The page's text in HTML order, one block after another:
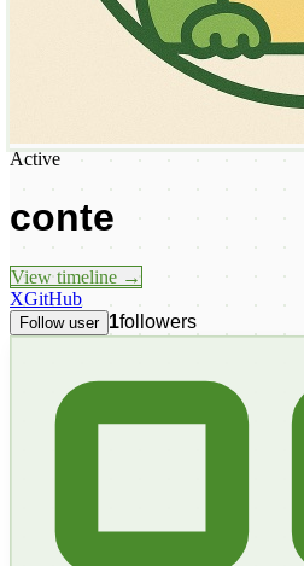
Active
conte
View timeline →
XGitHub
Follow user 1followers